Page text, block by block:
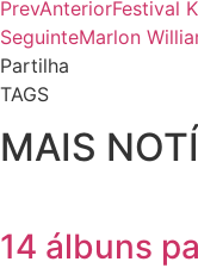
PrevAnteriorFestival
SeguinteMarlon
Partilha
TAGS
MAIS
14 álbuns